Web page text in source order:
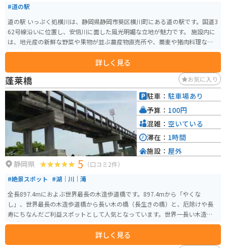
#道の駅
道の駅 いっぷく処横川は、静岡県静岡市葵区横川町にある道の駅です。国道3
62号線沿いに位置し、安倍川に面した風光明媚な立地が魅力です。 施設内に
は、地元産の新鮮な野菜や果物が並ぶ農産物直売所や、蕎麦や猪肉料理など
地元食材を使った料理が楽しめる飲食店があります。また、安倍川の上流で
採れた砂を使って作るガラス工芸「安倍川ガラス」の工房があり、体験教室
も開催されています。 バイクでのツーリングにも最適な場所で、駐車場も広
く休憩にぴったりです。周辺には、温泉施設やキャンプ場もあり、自然豊か
な環境の中でゆったりと過ごすことができます。 地元の名産品としては、わ
さびやお茶、梅などが有名です。道の駅でも販売しているので、お土産にい
かがでしょうか。
詳しく見る
蓬莱橋 お気に入り
静岡県 5 （口コミ2件）
#絶景スポット #湖｜川｜滝
全長897.4mにおよぶ世界最長の木造歩道橋です。897.4mから「やくな
し」、世界最長の木造歩道橋から長い木の橋（長生きの橋）と、厄除けや長
寿にちなんだご利益スポットとして人気となっています。世界一長い木造歩
道橋としてギネスブックにも登録されていて、映画やCMの撮影にもよく使わ
からの大井川は絶景！何も遮るモノがないので夏は暑いです。冬なら帰りに
詳しく見る
駐車： 駐車場あり
予算： 100円
混雑： 空いている
滞在： 1時間
施設： 屋外